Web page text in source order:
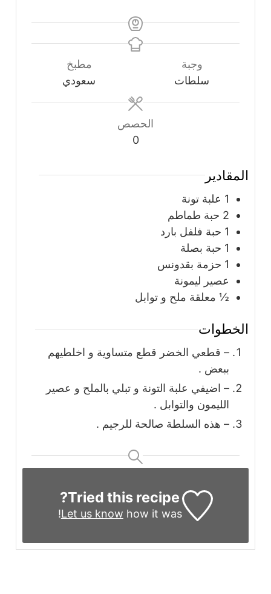
وجبة
سلطات
مطبخ
سعودي
الحصص
0
المقادير
1 علبة تونة
2 حبة طماطم
1 حبة فلفل بارد
1 حبة بصلة
1 حزمة بقدونس
عصير ليمونة
½ معلقة ملح و توابل
الخطوات
– قطعي الخضر قطع متساوية و اخلطيهم
ببعض .
– اضيفي علبة التونة و تبلي بالملح و عصير
الليمون والتوابل .
– هذه السلطة صالحة للرجيم .
Tried this recipe?
Let us know how it was!